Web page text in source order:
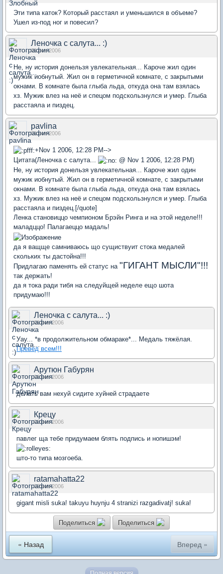
Эти типа каток? Который расстаял и уменьшился в объеме?
Ушел из-под ног и повесил?
Леночка с салута... :)
01 ноя 2006
Не, ну история донельзя увлекательная... Кароче жил один
мужик иобнутый. Жил он в герметичной комнате, с закрытыми
окнами. В комнате была глыба льда, откуда она там взялась
хз. Мужик влез на неё и спецом подскользнулся и умер. Глыба
расстаяла и пиздец.
pavlina
01 ноя 2006
+Nov 1 2006, 12:28 PM-->
Цитата(Леночка с салута...
@ Nov 1 2006, 12:28 PM)
Не, ну история донельзя увлекательная... Кароче жил один
мужик иобнутый. Жил он в герметичной комнате, с закрытыми
окнами. В комнате была глыба льда, откуда она там взялась
хз. Мужик влез на неё и спецом подскользнулся и умер. Глыба
расстаяла и пиздец.[/quote]
Ленка становиццо чемпионом Брэйн Ринга и на этой неделе!!!
маладццо! Палагаеццо мадаль!
да я ващще самниваюсь що сущиствуит стока медалей
скольких ты дастойна!!!
Придлагаю паменять ей статус на "ГИГАНТ МЫСЛИ"!!!
так держать!
да я тока ради тибя на следуйщей неделе ещо шота
придумаю!!!
Леночка с салута... :)
01 ноя 2006
Уау... *в продолжительном обмараке*... Медаль тяжёлая.
Превед всем!!!
Арутюн Габурян
01 ноя 2006
делать вам нехуй сидите хуйней страдаете
Крецу
02 ноя 2006
павлег ща тебе придумаем блять подпись и нопишэм!
што-то типа мозгоеба.
ratamahatta22
02 ноя 2006
gigant misli suka! takuyu huynju 4 stranizi razgadivatj! suka!
Поделиться Поделиться
« Назад Вперед »